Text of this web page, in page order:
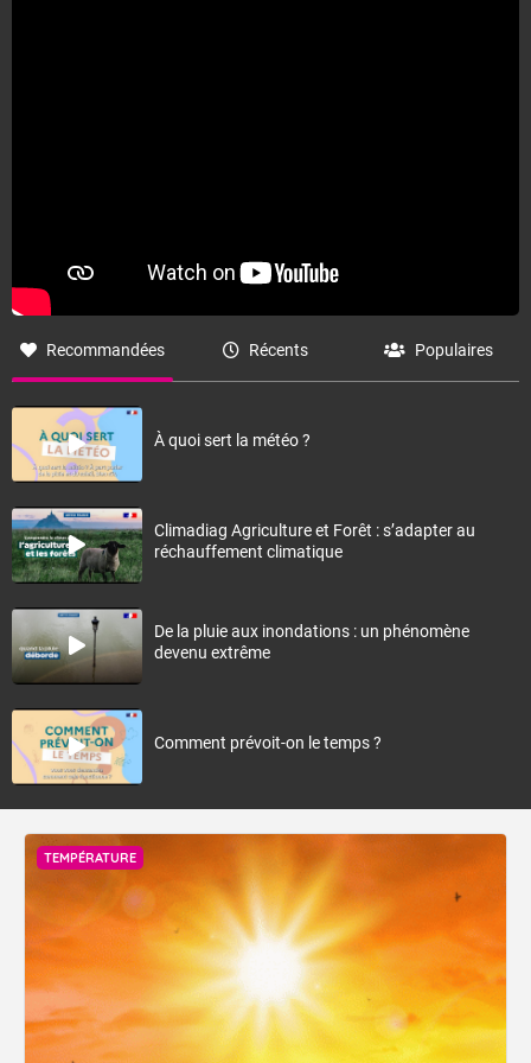
Recommandées Récents Populaires
À quoi sert la météo ?
Climadiag Agriculture et Forêt : s’adapter au
réchauffement climatique
De la pluie aux inondations : un phénomène
devenu extrême
Comment prévoit-on le temps ?
TEMPÉRATURE